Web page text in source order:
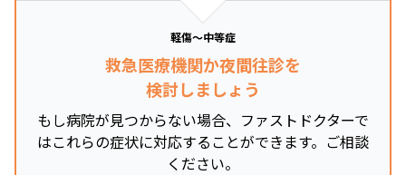
軽傷～中等症
救急医療機関か夜間往診を
検討しましょう
もし病院が見つからない場合、ファストドクターで
はこれらの症状に対応することができます。ご相談
ください。